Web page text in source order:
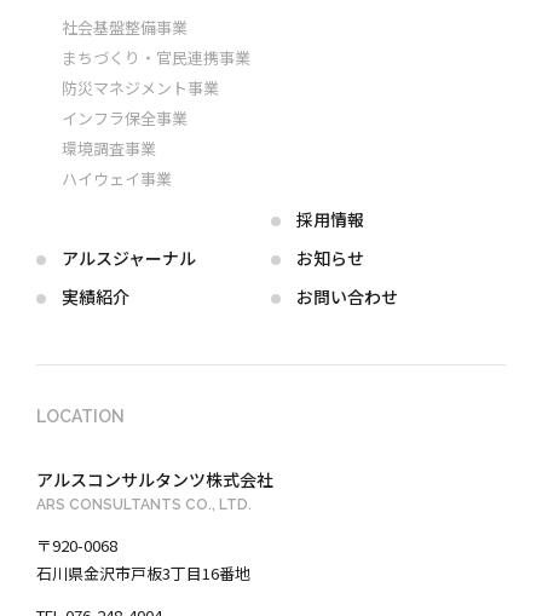
社会基盤整備事業
まちづくり・官民連携事業
防災マネジメント事業
インフラ保全事業
環境調査事業
ハイウェイ事業
アルスジャーナル
実績紹介
採用情報
お知らせ
お問い合わせ
LOCATION
アルスコンサルタンツ株式会社
ARS CONSULTANTS CO., LTD.
〒920-0068
石川県金沢市戸板3丁目16番地